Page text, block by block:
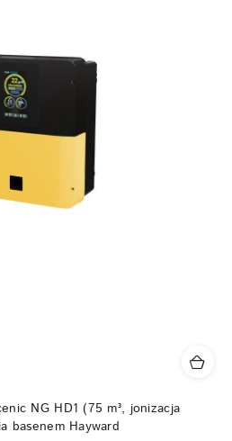
NG HD1 (75 m³, jonizacja
basenem Hayward